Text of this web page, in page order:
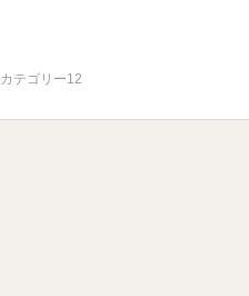
カテゴリー12